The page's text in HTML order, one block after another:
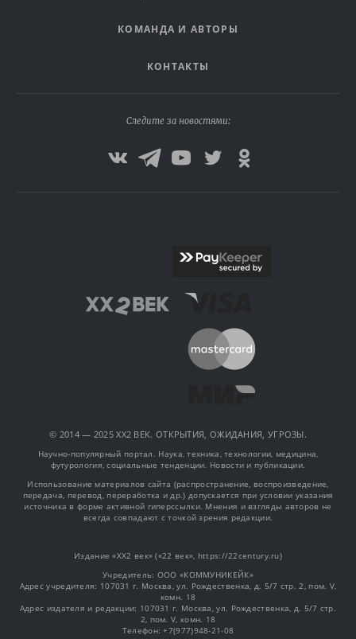
КОМАНДА И АВТОРЫ
КОНТАКТЫ
Следите за новостями:
© 2014 — 2025 XX2 ВЕК. ОТКРЫТИЯ, ОЖИДАНИЯ, УГРОЗЫ.
Научно-популярный портал. Наука, техника, технологии, медицина,
футурология, социальные тенденции. Новости и публикации.
Использование материалов сайта (распространение, воспроизведение,
передача, перевод, переработка и др.) допускается при условии указания
источника в форме активной гиперссылки. Мнения и взгляды авторов не
всегда совпадают с точкой зрения редакции.
Издание «XX2 век» («22 век», https://22century.ru)
Учредитель: OOO «КОММУНИКЕЙК»
Адрес учредителя: 107031 г. Москва, ул. Рождественка, д. 5/7 стр. 2, пом. V,
комн. 18
Адрес издателя и редакции: 107031 г. Москва, ул. Рождественка, д. 5/7 стр.
2, пом. V, комн. 18
Телефон: +7(977)948-21-08